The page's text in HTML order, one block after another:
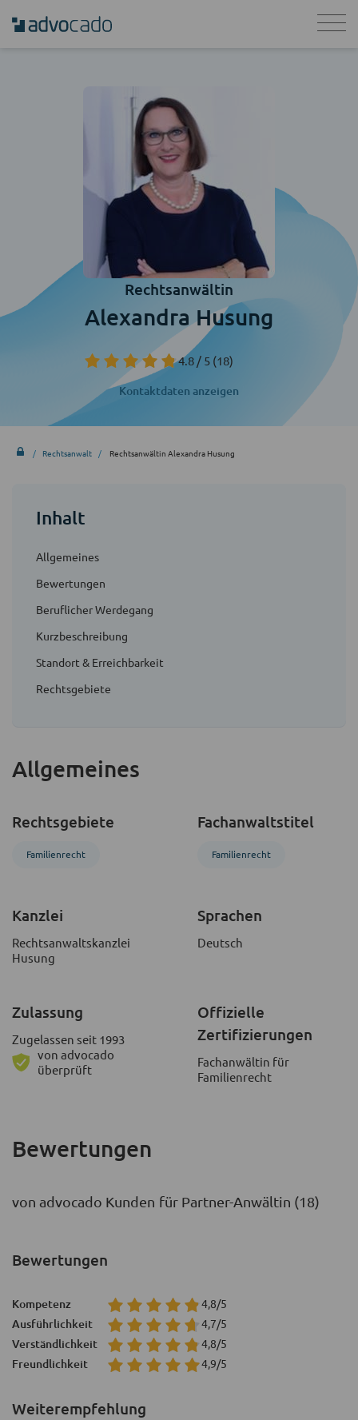
Rechtsanwältin
Alexandra Husung
4.8 / 5(18)
Kontaktdaten anzeigen
Rechtsanwalt Rechtsanwältin Alexandra Husung
Inhalt
Allgemeines
Bewertungen
Beruflicher Werdegang
Kurzbeschreibung
Standort & Erreichbarkeit
Rechtsgebiete
Allgemeines
Rechtsgebiete
Familienrecht
Fachanwaltstitel
Familienrecht
Kanzlei
Rechtsanwaltskanzlei
Husung
Sprachen
Deutsch
Zulassung
Zugelassen seit 1993
von advocado
überprüft
Offizielle
Zertifizierungen
Fachanwältin für
Familienrecht
Bewertungen
von advocado Kunden für Partner-Anwältin (18)
Weiterempfehlung
Bewertungen
Kompetenz 4,8/5
Ausführlichkeit 4,7/5
Verständlichkeit 4,8/5
Freundlichkeit 4,9/5